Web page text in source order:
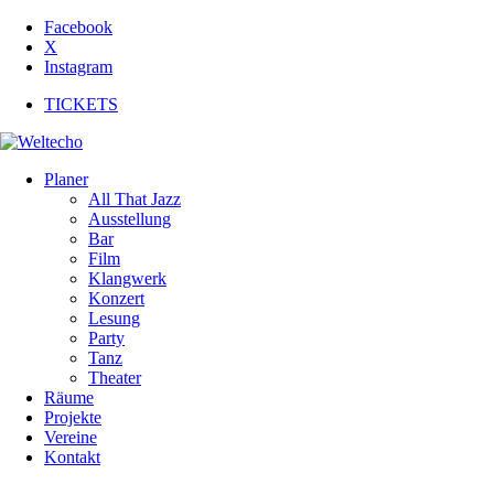
Facebook
X
Instagram
TICKETS
Planer
All That Jazz
Ausstellung
Bar
Film
Klangwerk
Konzert
Lesung
Party
Tanz
Theater
Räume
Projekte
Vereine
Kontakt